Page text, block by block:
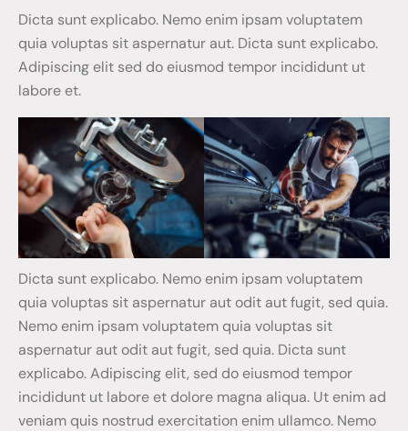
Dicta sunt explicabo. Nemo enim ipsam voluptatem
quia voluptas sit aspernatur aut. Dicta sunt explicabo.
Adipiscing elit sed do eiusmod tempor incididunt ut
labore et.
Dicta sunt explicabo. Nemo enim ipsam voluptatem
quia voluptas sit aspernatur aut odit aut fugit, sed quia.
Nemo enim ipsam voluptatem quia voluptas sit
aspernatur aut odit aut fugit, sed quia. Dicta sunt
explicabo. Adipiscing elit, sed do eiusmod tempor
incididunt ut labore et dolore magna aliqua. Ut enim ad
veniam quis nostrud exercitation enim ullamco. Nemo